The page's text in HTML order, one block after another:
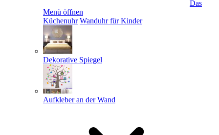
Das
Menü öffnen
Küchenuhr Wanduhr für Kinder
Dekorative Spiegel
Aufkleber an der Wand